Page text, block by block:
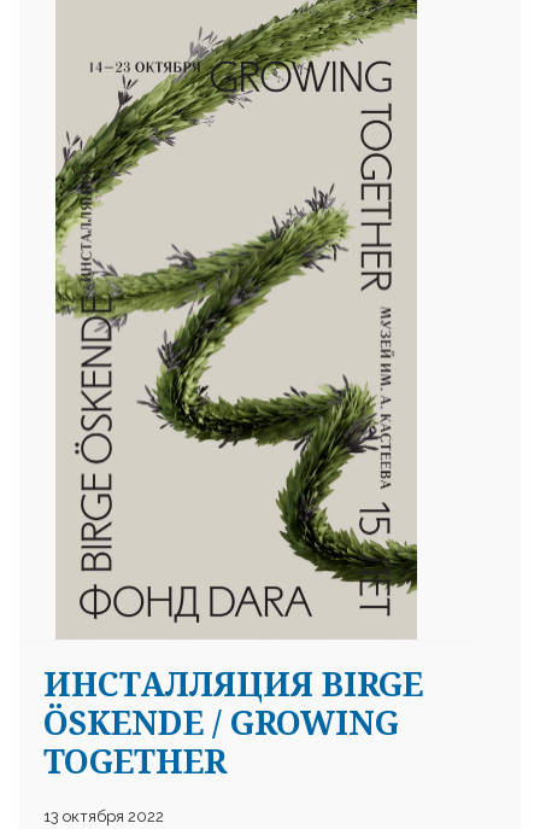
ИНСТАЛЛЯЦИЯ BIRGE
ÖSKENDE / GROWING
TOGETHER
13 октября 2022